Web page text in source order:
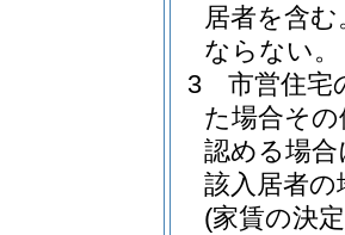
居者を含む
ならない。
3
市営住宅
た場合そ
認める場
該入居者
(家賃の決